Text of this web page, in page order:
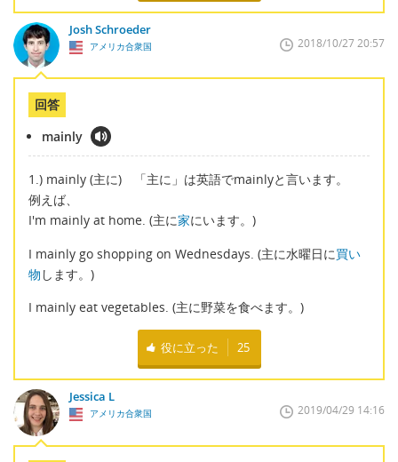
Josh Schroeder
アメリカ合衆国 2018/10/27 20:57
回答
mainly
1.) mainly (主に) 「主に」は英語でmainlyと言います。
例えば、
I'm mainly at home. (主に家にいます。)
I mainly go shopping on Wednesdays. (主に水曜日に買い
物 します。)
I mainly eat vegetables. (主に野菜を食べます。)
役に立った 25
Jessica L
アメリカ合衆国 2019/04/29 14:16